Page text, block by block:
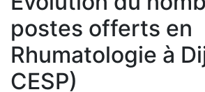
postes offerts en
Rhumatologie à
CESP)